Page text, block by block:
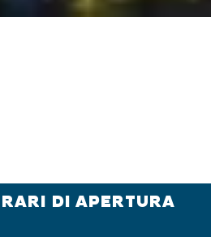
DI APERTURA